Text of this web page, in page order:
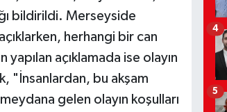
bildirildi. Merseyside
açıklarken, herhangi bir can
yapılan açıklamada ise olayın
"İnsanlardan, bu akşam
gelen olayın koşulları
4
5